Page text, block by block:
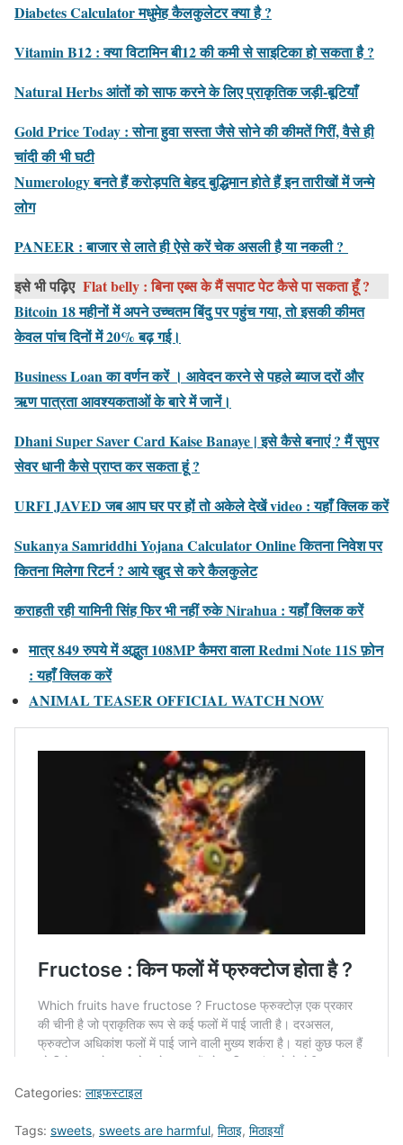
Diabetes Calculator मधुमेह कैलकुलेटर क्या है ?
Vitamin B12 : क्या विटामिन बी12 की कमी से साइटिका हो सकता है ?
Natural Herbs आंतों को साफ करने के लिए प्राकृतिक जड़ी-बूटियाँ
Gold Price Today : सोना हुवा सस्ता जैसे सोने की कीमतें गिरीं, वैसे ही
चांदी की भी घटी
Numerology बनते हैं करोड़पति बेहद बुद्धिमान होते हैं इन तारीखों में जन्‍मे
लोग
PANEER : बाजार से लाते ही ऐसे करें चेक असली है या नकली ?
इसे भी पढ़िए Flat belly : बिना एब्स के मैं सपाट पेट कैसे पा सकता हूँ ?
Bitcoin 18 महीनों में अपने उच्चतम बिंदु पर पहुंच गया, तो इसकी कीमत
केवल पांच दिनों में 20% बढ़ गई।
Business Loan का वर्णन करें । आवेदन करने से पहले ब्याज दरों और
ऋण पात्रता आवश्यकताओं के बारे में जानें।
Dhani Super Saver Card Kaise Banaye | इसे कैसे बनाएं ? मैं सुपर
सेवर धानी कैसे प्राप्त कर सकता हूं ?
URFI JAVED जब आप घर पर हों तो अकेले देखें video : यहाँ क्लिक करें
Sukanya Samriddhi Yojana Calculator Online कितना निवेश पर
कितना मिलेगा रिटर्न ? आये खुद से करे कैलकुलेट
कराहती रही यामिनी सिंह फिर भी नहीं रुके Nirahua : यहाँ क्लिक करें
मात्र 849 रुपये में अद्भुत 108MP कैमरा वाला Redmi Note 11S फ़ोन
: यहाँ क्लिक करें
ANIMAL TEASER OFFICIAL WATCH NOW
Categories: लाइफस्टाइल
Tags: sweets, sweets are harmful, मिठाइ, मिठाइयाँ